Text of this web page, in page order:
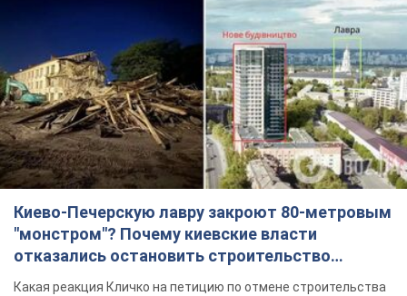
Киево-Печерскую лавру закроют 80-метровым
"монстром"? Почему киевские власти
отказались остановить строительство
небоскреба "московского верующего"
Какая реакция Кличко на петицию по отмене строительства